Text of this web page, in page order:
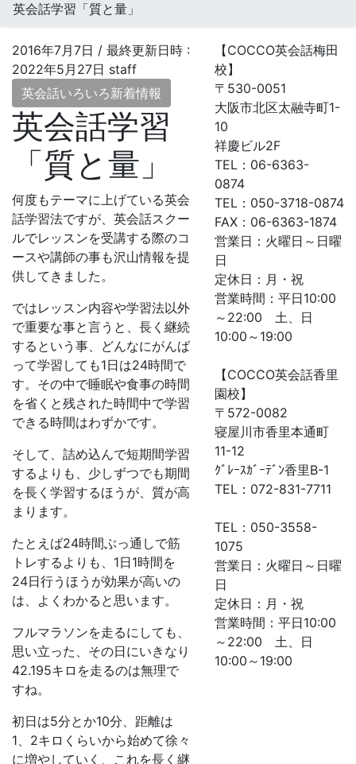
英会話学習「質と量」
2016年7月7日 / 最終更新日時 :
2022年5月27日 staff
英会話いろいろ新着情報
英会話学習
「質と量」
何度もテーマに上げている英会
話学習法ですが、英会話スクー
ルでレッスンを受講する際のコ
ースや講師の事も沢山情報を提
供してきました。
ではレッスン内容や学習法以外
で重要な事と言うと、長く継続
するという事、どんなにがんば
って学習しても1日は24時間で
す。その中で睡眠や食事の時間
を省くと残された時間中で学習
できる時間はわずかです。
そして、詰め込んで短期間学習
するよりも、少しずつでも期間
を長く学習するほうが、質が高
まります。
たとえば24時間ぶっ通しで筋
トレするよりも、1日1時間を
24日行うほうが効果が高いの
は、よくわかると思います。
フルマラソンを走るにしても、
思い立った、その日にいきなり
42.195キロを走るのは無理で
すね。
初日は5分とか10分、距離は
1、2キロくらいから始めて徐々
に増やしていく、これを長く継
【COCCO英会話梅田
校】
〒530-0051
大阪市北区太融寺町1-
10
祥慶ビル2F
TEL：06-6363-
0874
TEL：050-3718-0874
FAX：06-6363-1874
営業日：火曜日～日曜
日
定休日：月・祝
営業時間：平日10:00
～22:00 土、日
10:00～19:00
【COCCO英会話香里
園校】
〒572-0082
寝屋川市香里本通町
11-12
ｸﾞﾚｰｽｶﾞｰﾃﾞﾝ香里B-1
TEL：072-831-7711
TEL：050-3558-
1075
営業日：火曜日～日曜
日
定休日：月・祝
営業時間：平日10:00
～22:00 土、日
10:00～19:00